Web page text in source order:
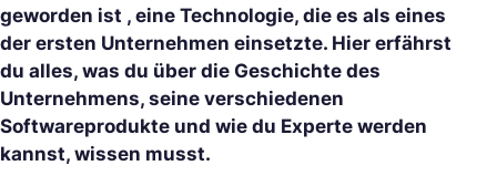
geworden ist , eine Technologie, die es als eines
der ersten Unternehmen einsetzte. Hier erfährst
du alles, was du über die Geschichte des
Unternehmens, seine verschiedenen
Softwareprodukte und wie du Experte werden
kannst, wissen musst.